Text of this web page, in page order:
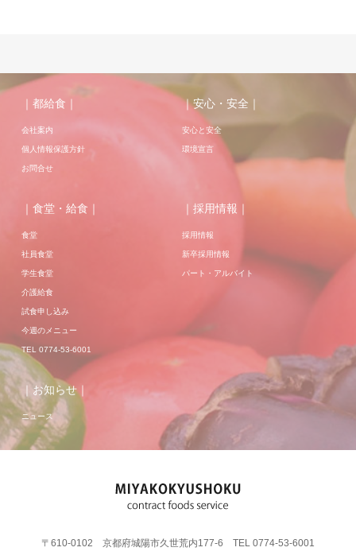
｜都給食｜
会社案内
個人情報保護方針
お問合せ
｜安心・安全｜
安心と安全
環境宣言
｜食堂・給食｜
食堂
社員食堂
学生食堂
介護給食
試食申し込み
今週のメニュー
TEL 0774-53-6001
｜採用情報｜
採用情報
新卒採用情報
パート・アルバイト
｜お知らせ｜
ニュース
〒610-0102 京都府城陽市久世荒内177-6 TEL 0774-53-6001